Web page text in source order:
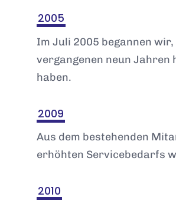
2005
Im Juli 2005 begannen
vergangenen neun
haben.
2009
Aus dem bestehenden
erhöhten Servicebedarfs
2010